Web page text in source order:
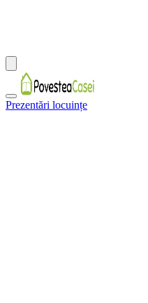
Prezentări locuințe